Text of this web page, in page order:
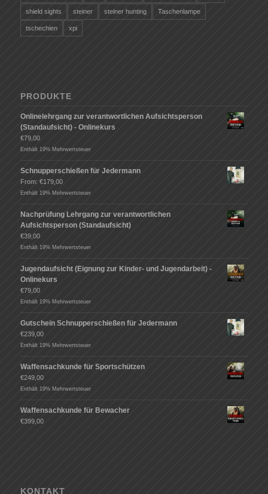
shield sights steiner steiner hunting Taschenlampe
tschechien xpi
PRODUKTE
Onlinelehrgang zur verantwortlichen Aufsichtsperson
(Standaufsicht) - Onlinekurs
€79,00
Enthält 19% Mehrwertsteuer
Schnupperschießen für Jedermann
From: €179,00
Enthält 19% Mehrwertsteuer
Nachprüfung Lehrgang zur verantwortlichen
Aufsichtsperson (Standaufsicht)
€39,00
Enthält 19% Mehrwertsteuer
Jugendaufsicht (Eignung zur Kinder- und Jugendarbeit) -
Onlinekurs
€79,00
Enthält 19% Mehrwertsteuer
Gutschein Schnupperschießen für Jedermann
€239,00
Enthält 19% Mehrwertsteuer
Waffensachkunde für Sportschützen
€249,00
Enthält 19% Mehrwertsteuer
Waffensachkunde für Bewacher
€399,00
KONTAKT